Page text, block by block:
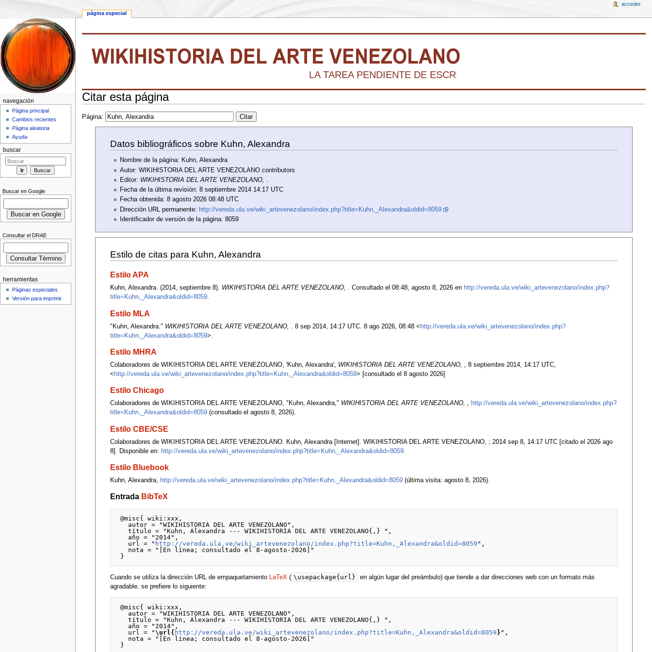
LA TAREA PENDIENTE DE ESCRIBIR LA HISTORIA DEL ARTE
Citar esta página
Página:
Datos bibliográficos sobre Kuhn, Alexandra
Nombre de la página: Kuhn, Alexandra
Autor: WIKIHISTORIA DEL ARTE VENEZOLANO contributors
Editor: WIKIHISTORIA DEL ARTE VENEZOLANO, .
Fecha de la última revisión: 8 septiembre 2014 14:17 UTC
Fecha obtenida: 8 agosto 2026 08:48 UTC
Dirección URL permanente: http://vereda.ula.ve/wiki_artevenezolano/index.php?title=Kuhn,_Alexandra&oldid=8059
Identificador de versión de la página: 8059
Estilo de citas para Kuhn, Alexandra
Estilo APA
Kuhn, Alexandra. (2014, septiembre 8). WIKIHISTORIA DEL ARTE VENEZOLANO, . Consultado el 08:48, agosto 8, 2026 en http://vereda.ula.ve/wiki_artevenezolano/index.php?
title=Kuhn,_Alexandra&oldid=8059.
Estilo MLA
"Kuhn, Alexandra." WIKIHISTORIA DEL ARTE VENEZOLANO, . 8 sep 2014, 14:17 UTC. 8 ago 2026, 08:48 < http://vereda.ula.ve/wiki_artevenezolano/index.php?
title=Kuhn,_Alexandra&oldid=8059>.
Estilo MHRA
Colaboradores de WIKIHISTORIA DEL ARTE VENEZOLANO, 'Kuhn, Alexandra', WIKIHISTORIA DEL ARTE VENEZOLANO, , 8 septiembre 2014, 14:17 UTC,
< http://vereda.ula.ve/wiki_artevenezolano/index.php?title=Kuhn,_Alexandra&oldid=8059> [consultado el 8 agosto 2026]
Estilo Chicago
Colaboradores de WIKIHISTORIA DEL ARTE VENEZOLANO, "Kuhn, Alexandra," WIKIHISTORIA DEL ARTE VENEZOLANO, , http://vereda.ula.ve/wiki_artevenezolano/index.php?
title=Kuhn,_Alexandra&oldid=8059(consultado el agosto 8, 2026).
Estilo CBE/CSE
Colaboradores de WIKIHISTORIA DEL ARTE VENEZOLANO. Kuhn, Alexandra [Internet]. WIKIHISTORIA DEL ARTE VENEZOLANO, ; 2014 sep 8, 14:17 UTC [citado el 2026 ago
8]. Disponible en: http://vereda.ula.ve/wiki_artevenezolano/index.php?title=Kuhn,_Alexandra&oldid=8059.
Estilo Bluebook
Kuhn, Alexandra, http://vereda.ula.ve/wiki_artevenezolano/index.php?title=Kuhn,_Alexandra&oldid=8059(última visita: agosto 8, 2026).
Entrada BibTeX
@misc{ wiki:xxx,
   título = "Kuhn, Alexandra --- WIKIHISTORIA DEL ARTE VENEZOLANO{,} ",
   url = "
http://vereda.ula.ve/wiki_artevenezolano/index.php?title=Kuhn,_Alexandra&oldid=8059 ",
Cuando se utiliza la dirección URL de empaquetamiento LaTeX ( \usepackage{url}
en algún lugar del preámbulo) que tiende a dar direcciones web con un formato más
agradable, se prefiere lo siguiente:
@misc{ wiki:xxx,
   título = "Kuhn, Alexandra --- WIKIHISTORIA DEL ARTE VENEZOLANO{,} ",
   url = "
\url{ http://vereda.ula.ve/wiki_artevenezolano/index.php?title=Kuhn,_Alexandra&oldid=8059 } ",
página especial
acceder
navegación
Página principal
Cambios recientes
Página aleatoria
Ayuda
buscar
Buscar en Google
Consultar el DRAE
herramientas
Páginas especiales
Versión para imprimir